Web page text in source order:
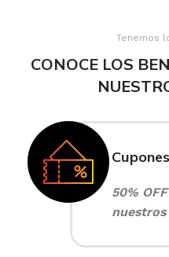
Tenemos
CONOCE LOS
50%
nuestros